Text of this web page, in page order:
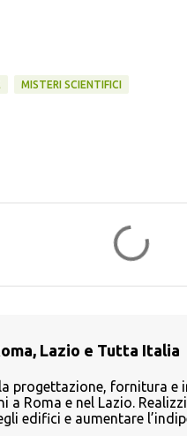
MISTERI SCIENTIFICI
Lazio e Tutta Italia
progettazione, fornitura
a Roma e nel Lazio.
edifici e aumentare